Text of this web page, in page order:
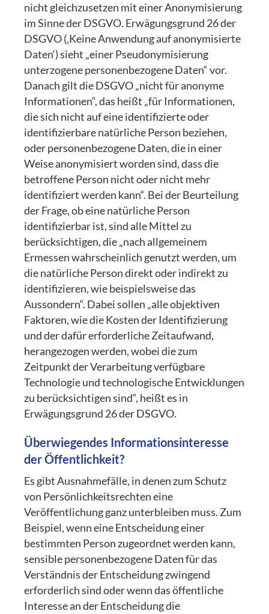
nicht gleichzusetzen mit einer Anonymisierung
im Sinne der DSGVO. Erwägungsgrund 26 der
DSGVO (‚Keine Anwendung auf anonymisierte
Daten‘) sieht „einer Pseudonymisierung
unterzogene personenbezogene Daten“ vor.
Danach gilt die DSGVO „nicht für anonyme
Informationen“, das heißt „für Informationen,
die sich nicht auf eine identifizierte oder
identifizierbare natürliche Person beziehen,
oder personenbezogene Daten, die in einer
Weise anonymisiert worden sind, dass die
betroffene Person nicht oder nicht mehr
identifiziert werden kann“. Bei der Beurteilung
der Frage, ob eine natürliche Person
identifizierbar ist, sind alle Mittel zu
berücksichtigen, die „nach allgemeinem
Ermessen wahrscheinlich genutzt werden, um
die natürliche Person direkt oder indirekt zu
identifizieren, wie beispielsweise das
Aussondern“. Dabei sollen „alle objektiven
Faktoren, wie die Kosten der Identifizierung
und der dafür erforderliche Zeitaufwand,
herangezogen werden, wobei die zum
Zeitpunkt der Verarbeitung verfügbare
Technologie und technologische Entwicklungen
zu berücksichtigen sind“, heißt es in
Erwägungsgrund 26 der DSGVO.
Überwiegendes Informationsinteresse
der Öffentlichkeit?
Es gibt Ausnahmefälle, in denen zum Schutz
von Persönlichkeitsrechten eine
Veröffentlichung ganz unterbleiben muss. Zum
Beispiel, wenn eine Entscheidung einer
bestimmten Person zugeordnet werden kann,
sensible personenbezogene Daten für das
Verständnis der Entscheidung zwingend
erforderlich sind oder wenn das öffentliche
Interesse an der Entscheidung die